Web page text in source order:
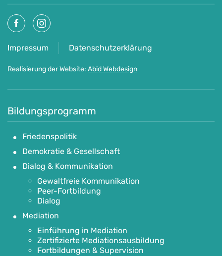
Impressum Datenschutzerklärung
Realisierung der Website: Abid Webdesign
Bildungsprogramm
Friedenspolitik
Demokratie & Gesellschaft
Dialog & Kommunikation
Gewaltfreie Kommunikation
Peer-Fortbildung
Dialog
Mediation
Einführung in Mediation
Zertifizierte Mediationsausbildung
Fortbildungen & Supervision